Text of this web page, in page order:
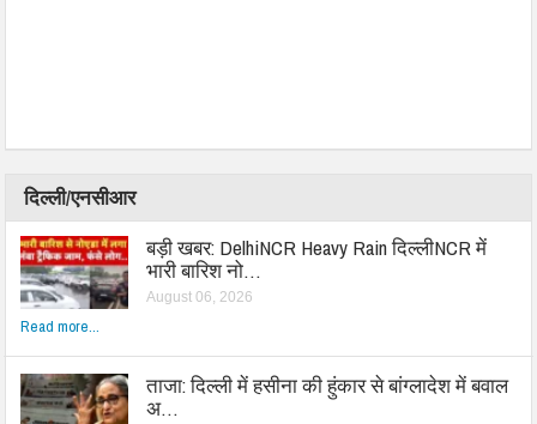
दिल्ली/एनसीआर
बड़ी खबर: DelhiNCR Heavy Rain दिल्लीNCR में
भारी बारिश नो…
August 06, 2026
Read more...
ताजा: दिल्ली में हसीना की हुंकार से बांग्लादेश में बवाल
अ…